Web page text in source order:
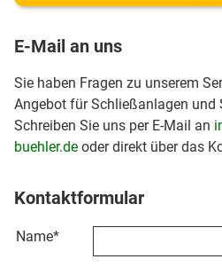
E-Mail an uns
Sie haben Fragen zu unserem
Angebot für Schließanlagen und
Schreiben Sie uns per E-Mail an
buehler.de oder direkt über das
Kontaktformular
Name*